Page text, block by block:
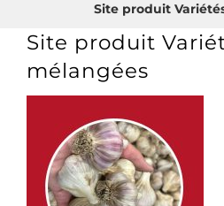
Site produit
Site produit
mélangées